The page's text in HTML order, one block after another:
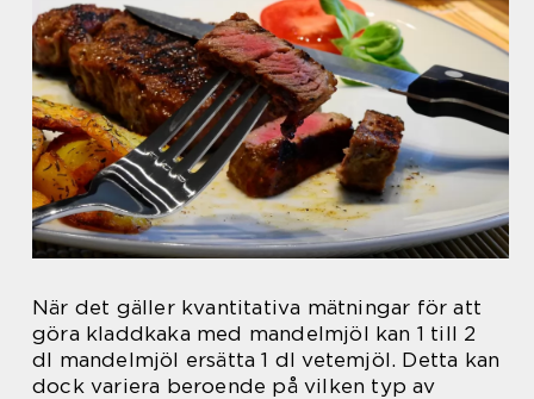
När det gäller kvantitativa mätningar för att
göra kladdkaka med mandelmjöl kan 1 till 2
dl mandelmjöl ersätta 1 dl vetemjöl. Detta kan
dock variera beroende på vilken typ av